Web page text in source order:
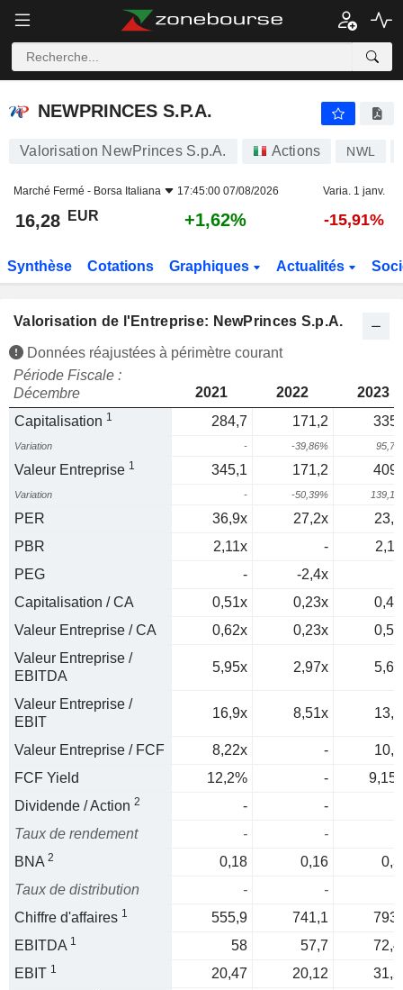
NEWPRINCES S.P.A.
NEWPRINCES S.P.A.
Valorisation NewPrinces S.p.A. Actions NWL
Marché Fermé - Borsa Italiana 17:45:00 07/08/2026 Varia. 1 janv.
16,28 EUR +1,62% -15,91%
Synthèse Cotations Graphiques Actualités
Valorisation de l'Entreprise: NewPrinces S.p.A.
Données réajustées à périmètre courant
Période Fiscale :
Décembre
2021 2022
2023
Capitalisation 1 284,7 171,2
Variation - -39,86%
Valeur Entreprise 1 345,1 171,2
Variation - -50,39%
PER 36,9x 27,2x
PBR
2,11x -
PEG
- -2,4x
Capitalisation / CA
0,51x 0,23x
Valeur Entreprise / CA
0,62x 0,23x
Valeur Entreprise /
EBITDA
5,95x 2,97x
Valeur Entreprise /
EBIT
16,9x 8,51x
Valeur Entreprise / FCF 8,22x -
FCF Yield
12,2% -
Dividende / Action 2 -
-
Taux de rendement
-
-
BNA 2 0,18 0,16
Taux de distribution
-
-
Chiffre d'affaires 1 555,9 741,1
EBITDA 1 58 57,7
EBIT 1 20,47 20,12